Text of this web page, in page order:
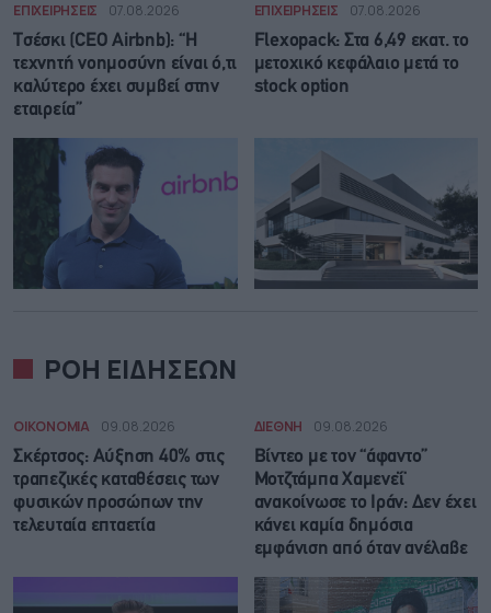
ΕΠΙΧΕΙΡΗΣΕΙΣ 07.08.2026
Τσέσκι (CEO Airbnb): “Η
τεχνητή νοημοσύνη είναι ό,τι
καλύτερο έχει συμβεί στην
εταιρεία”
ΕΠΙΧΕΙΡΗΣΕΙΣ 07.08.2026
Flexopack: Στα 6,49 εκατ. το
μετοχικό κεφάλαιο μετά το
stock option
ΡΟΗ ΕΙΔΗΣΕΩΝ
ΟΙΚΟΝΟΜΙΑ 09.08.2026
Σκέρτσος: Αύξηση 40% στις
τραπεζικές καταθέσεις των
φυσικών προσώπων την
τελευταία επταετία
ΔΙΕΘΝΗ 09.08.2026
Βίντεο με τον “άφαντο”
Μοτζτάμπα Χαμενεΐ
ανακοίνωσε το Ιράν: Δεν έχει
κάνει καμία δημόσια
εμφάνιση από όταν ανέλαβε